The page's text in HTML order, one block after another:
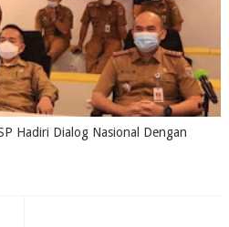
Hadiri Dialog Nasional Dengan